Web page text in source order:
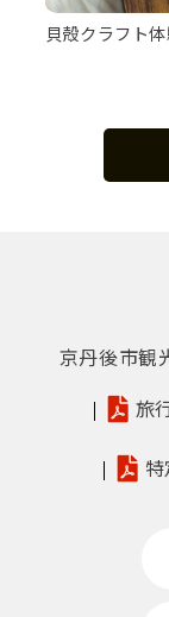
貝殻クラフト
京丹後市観
旅